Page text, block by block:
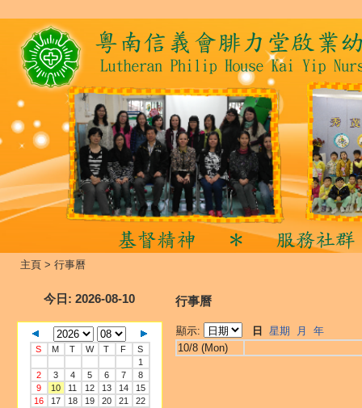
主頁 > 行事曆
今日 : 2026-08-10
S M T W T F
S
1
2
3 4 5 6 7
8
9
10 11 12 13 14
15
16
17 18 19 20 21
22
行事曆
顯示: 日 星期 月
年
10/8 (Mon)